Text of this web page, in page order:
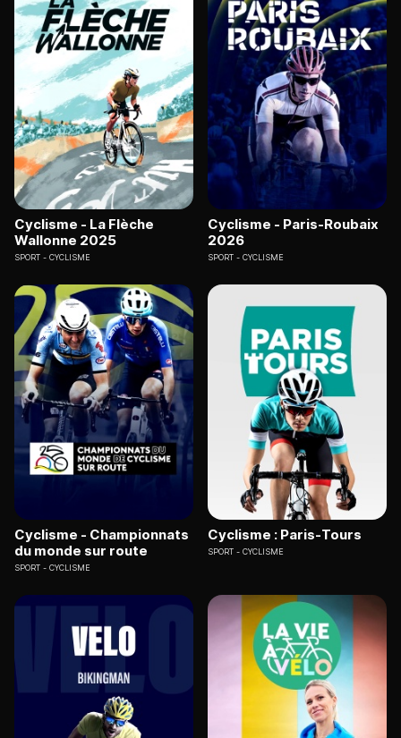
Cyclisme - La Flèche
Wallonne 2025
SPORT CYCLISME
Cyclisme - Paris-Roubaix
2026
SPORT CYCLISME
Cyclisme - Championnats
du monde sur route
SPORT CYCLISME
Cyclisme : Paris-Tours
SPORT CYCLISME